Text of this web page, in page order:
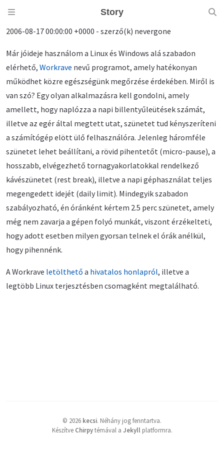
Story
2006-08-17 00:00:00 +0000 - szerző(k) nevergone
Már jóideje használom a Linux és Windows alá szabadon
elérhető, Workrave nevű programot, amely hatékonyan
működhet közre egészségünk megőrzése érdekében. Miről is
van szó? Egy olyan alkalmazásra kell gondolni, amely
amellett, hogy naplózza a napi billentyűleütések számát,
illetve az egér által megtett utat, szünetet tud kényszeríteni
a számítógép elött ülő felhasználóra. Jelenleg háromféle
szünetet lehet beállítani, a rövid pihentetőt (micro-pause), a
hosszabb, elvégezhető tornagyakorlatokkal rendelkező
kávészünetet (rest break), illetve a napi géphasználat teljes
megengedett idejét (daily limit). Mindegyik szabadon
szabályozható, én óránként kértem 2.5 perc szünetet, amely
még nem zavarja a gépen folyó munkát, viszont érzékelteti,
hogy adott esetben milyen gyorsan telnek el órák anélkül,
hogy pihennénk.
A Workrave letölthető a hivatalos honlapról, illetve a
legtöbb Linux terjesztésben csomagként megtalálható.
© 2026 kecsi. Néhány jog fenntartva.
Készítve Chirpytémával a Jekyll platformra.